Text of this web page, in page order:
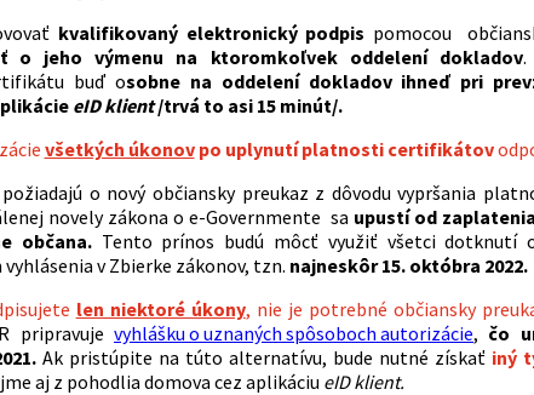
kvalifikovaný elektronický podpis pomocou
o jeho výmenu na ktoromkoľvek oddelení dokladov.
buď osobne na oddelení dokladov ihneď pri
eID klient/trvá to asi 15 minút/.
všetkých úkonovpo uplynutí platnosti certifikátov
o nový občiansky preukaz z dôvodu vypršania
novely zákona o e-Governmente sa upustí od
občana.Tento prínos budú môcť využiť všetci dotknutí
v Zbierke zákonov, tzn. najneskôr 15. októbra 2022.
len niektoré úkony, nie je potrebné občiansky
pripravuje vyhlášku o uznaných spôsoboch autorizácie, čo
Ak pristúpite na túto alternatívu, bude nutné získať iný
aj z pohodlia domova cez aplikáciu eID klient.